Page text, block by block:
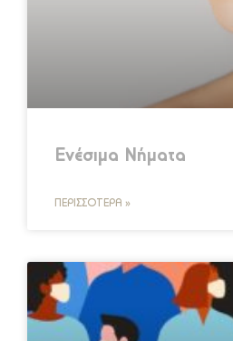
Ενέσιμα Νήματα
ΠΕΡΙΣΣΌΤΕΡΑ »